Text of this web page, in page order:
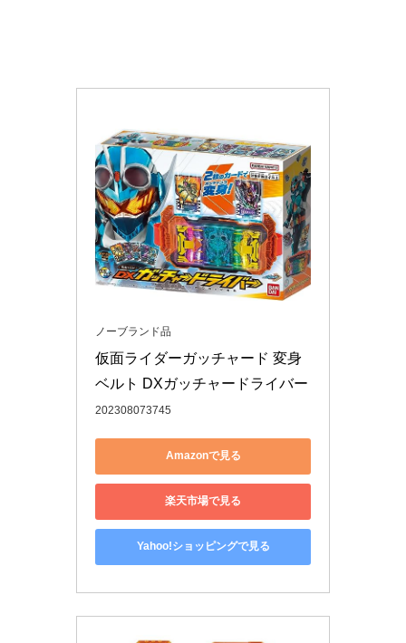
ノーブランド品
仮面ライダーガッチャード 変身
ベルト DXガッチャードライバー
202308073745
Amazonで見る
楽天市場で見る
Yahoo!ショッピングで見る